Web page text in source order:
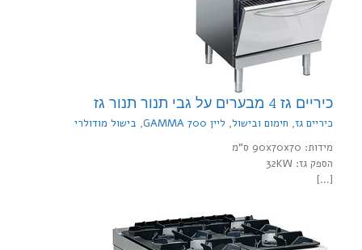
כיריים גז 4 מבערים על גבי תנור תנור גז
כיריים גז, חימום ובישול, ליין 700 GAMMA , בישול מודולרי
מידות: 90x70x70 ס"מ
הספק גז: 32KW
[…]